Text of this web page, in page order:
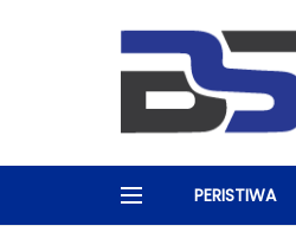
PERISTIWA